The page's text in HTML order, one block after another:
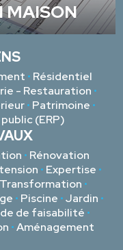
MAISON
• Résidentiel
- Restauration •
• Patrimoine •
(ERP)
• Rénovation
• Expertise •
Transformation •
• Piscine •Jardin •
de faisabilité •
•Aménagement